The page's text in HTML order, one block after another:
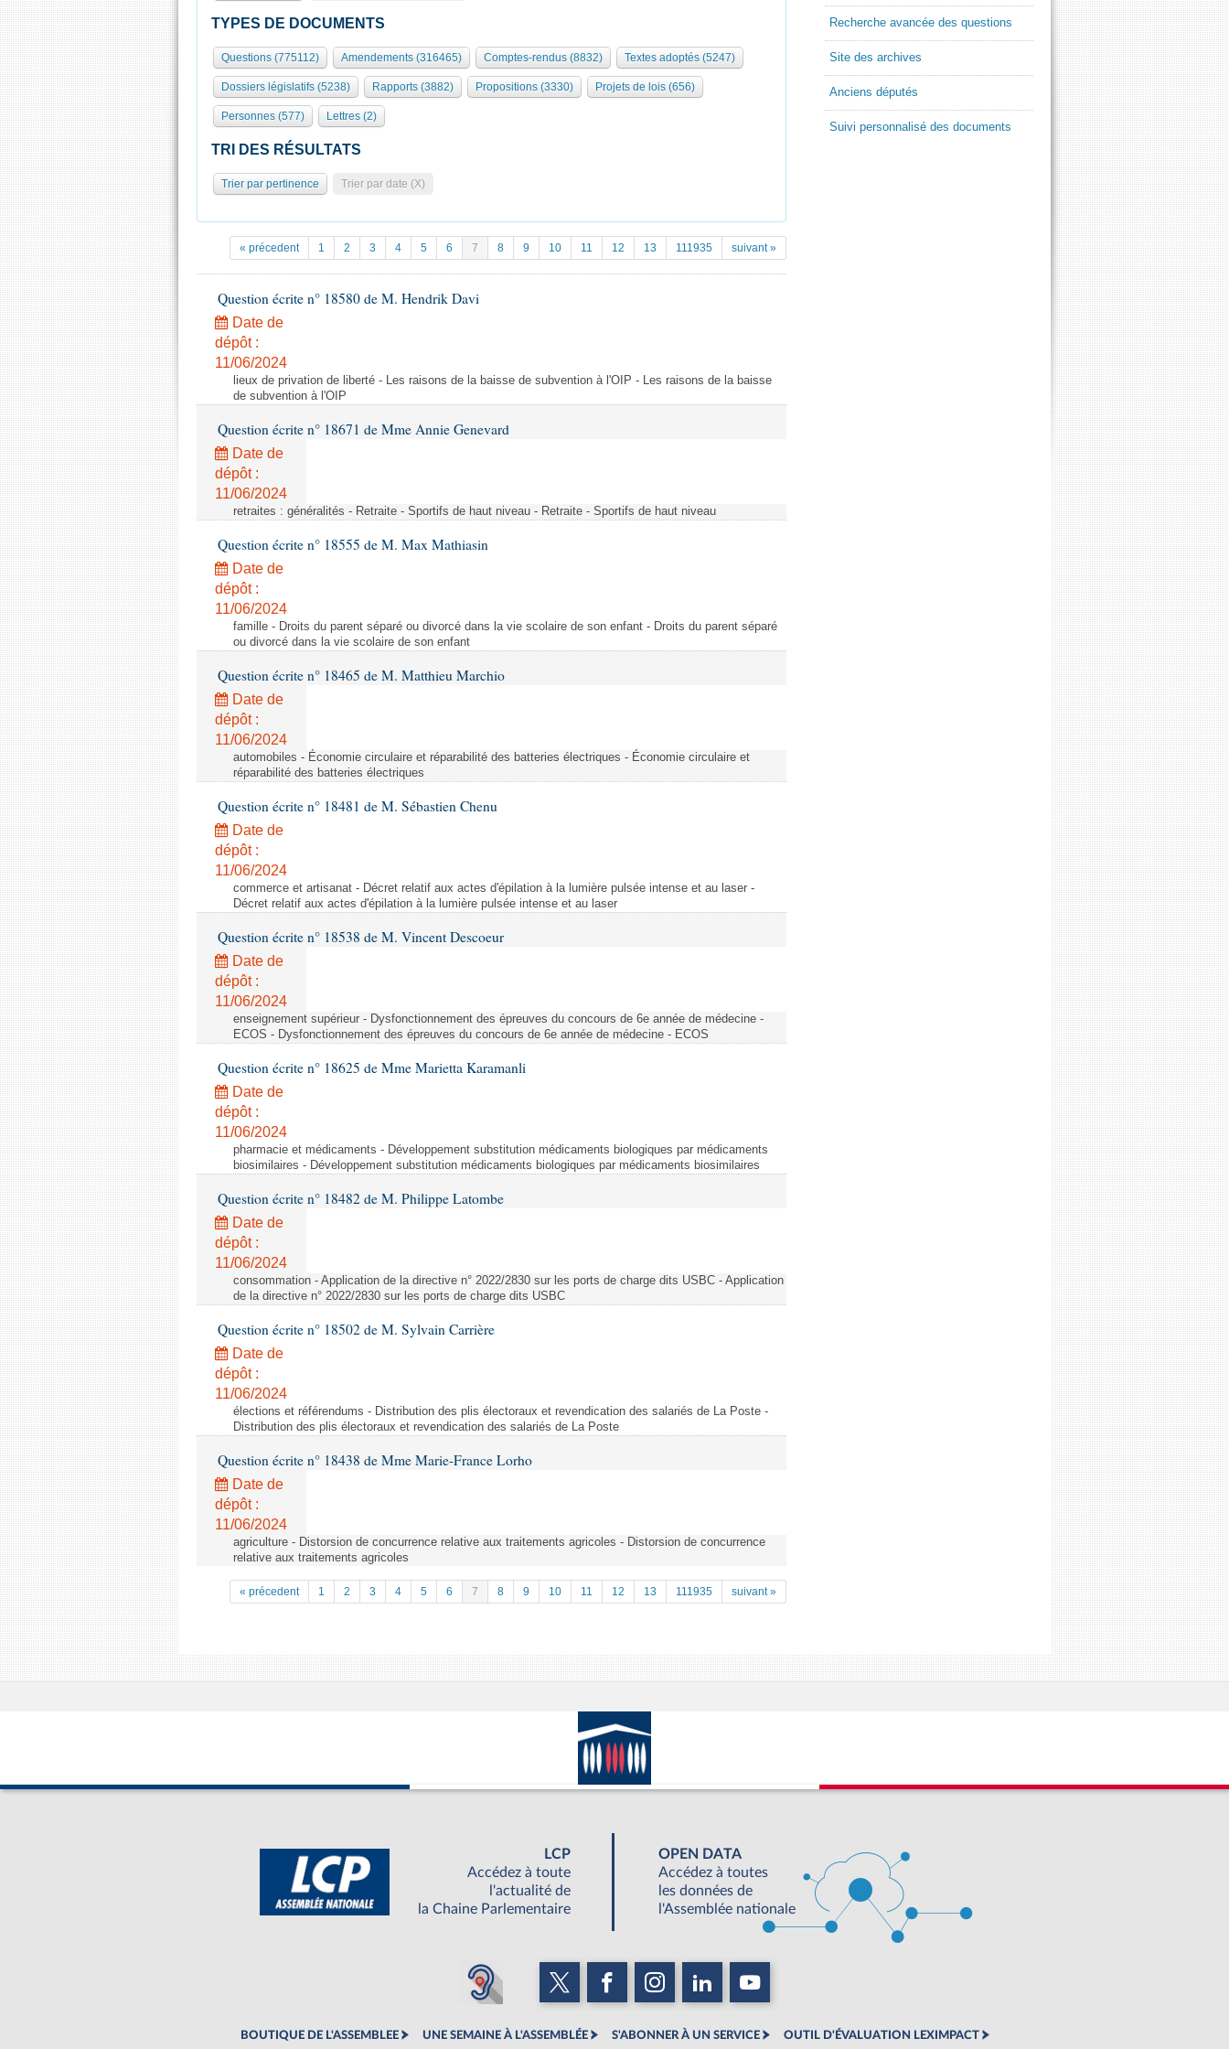
TYPES DE DOCUMENTS
Questions (775112) Amendements (316465) Comptes-rendus (8832) Textes adoptés (5247)
Dossiers législatifs (5238) Rapports (3882) Propositions (3330) Projets de lois (656)
Personnes (577) Lettres (2)
TRI DES RÉSULTATS
Trier par pertinence Trier par date (X)
« précedent 1 2 3 4 5 6 7 8 9 10 11 12 13 111935 suivant »
Question écrite n° 18580 de M. Hendrik Davi
Date de
dépôt :
11/06/2024
lieux de privation de liberté - Les raisons de la baisse de subvention à l'OIP - Les raisons de la baisse
de subvention à l'OIP
Question écrite n° 18671 de Mme Annie Genevard
Date de
dépôt :
11/06/2024
retraites : généralités - Retraite - Sportifs de haut niveau - Retraite - Sportifs de haut niveau
Question écrite n° 18555 de M. Max Mathiasin
Date de
dépôt :
11/06/2024
famille - Droits du parent séparé ou divorcé dans la vie scolaire de son enfant - Droits du parent séparé
ou divorcé dans la vie scolaire de son enfant
Question écrite n° 18465 de M. Matthieu Marchio
Date de
dépôt :
11/06/2024
automobiles - Économie circulaire et réparabilité des batteries électriques - Économie circulaire et
réparabilité des batteries électriques
Question écrite n° 18481 de M. Sébastien Chenu
Date de
dépôt :
11/06/2024
commerce et artisanat - Décret relatif aux actes d'épilation à la lumière pulsée intense et au laser -
Décret relatif aux actes d'épilation à la lumière pulsée intense et au laser
Question écrite n° 18538 de M. Vincent Descoeur
Date de
dépôt :
11/06/2024
enseignement supérieur - Dysfonctionnement des épreuves du concours de 6e année de médecine -
ECOS - Dysfonctionnement des épreuves du concours de 6e année de médecine - ECOS
Question écrite n° 18625 de Mme Marietta Karamanli
Date de
dépôt :
11/06/2024
pharmacie et médicaments - Développement substitution médicaments biologiques par médicaments
biosimilaires - Développement substitution médicaments biologiques par médicaments biosimilaires
Question écrite n° 18482 de M. Philippe Latombe
Date de
dépôt :
11/06/2024
consommation - Application de la directive n° 2022/2830 sur les ports de charge dits USBC - Application
de la directive n° 2022/2830 sur les ports de charge dits USBC
Question écrite n° 18502 de M. Sylvain Carrière
Date de
dépôt :
11/06/2024
élections et référendums - Distribution des plis électoraux et revendication des salariés de La Poste -
Distribution des plis électoraux et revendication des salariés de La Poste
Question écrite n° 18438 de Mme Marie-France Lorho
Date de
dépôt :
11/06/2024
agriculture - Distorsion de concurrence relative aux traitements agricoles - Distorsion de concurrence
relative aux traitements agricoles
« précedent 1 2 3 4 5 6 7 8 9 10 11 12 13 111935 suivant »
Recherche avancée des questions
Site des archives
Anciens députés
Suivi personnalisé des documents
LCP
Accédez à toute
l'actualité de
la Chaine Parlementaire
OPEN DATA
Accédez à toutes
les données de
l'Assemblée nationale
BOUTIQUE DE L'ASSEMBLEE UNE SEMAINE À L'ASSEMBLÉE S'ABONNER À UN SERVICE OUTIL D'ÉVALUATION LEXIMPACT